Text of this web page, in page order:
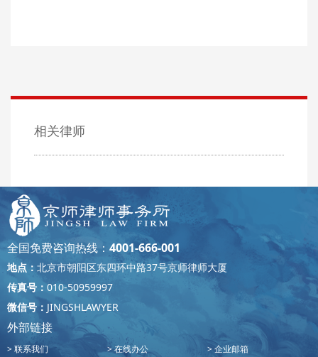
相关律师
全国免费咨询热线： 4001-666-001
地点： 北京市朝阳区东四环中路37号京师律师大厦
传真号： 010-50959997
微信号： JINGSHLAWYER
外部链接
联系我们 在线办公 企业邮箱